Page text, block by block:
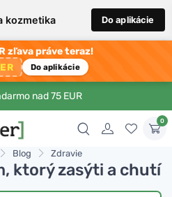
kozmetika Do aplikácie
zľava práve teraz!
Do aplikácie
nad 75 EUR
0
Blog Zdravie
ktorý zasýti a chutí